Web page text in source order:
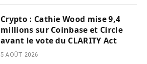
Crypto : Cathie Wood mise 9,4
millions sur Coinbase et Circle
avant le vote du CLARITY Act
5 AOÛT 2026